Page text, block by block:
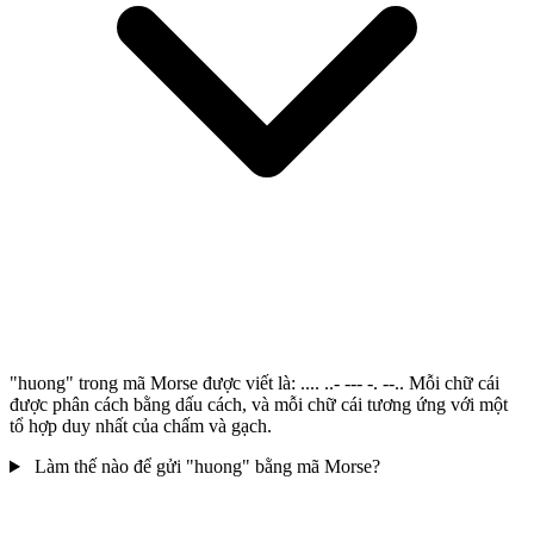
"huong" trong mã Morse được viết là: .... ..- --- -. --.. Mỗi chữ cái
được phân cách bằng dấu cách, và mỗi chữ cái tương ứng với một
tổ hợp duy nhất của chấm và gạch.
Làm thế nào để gửi "huong" bằng mã Morse?